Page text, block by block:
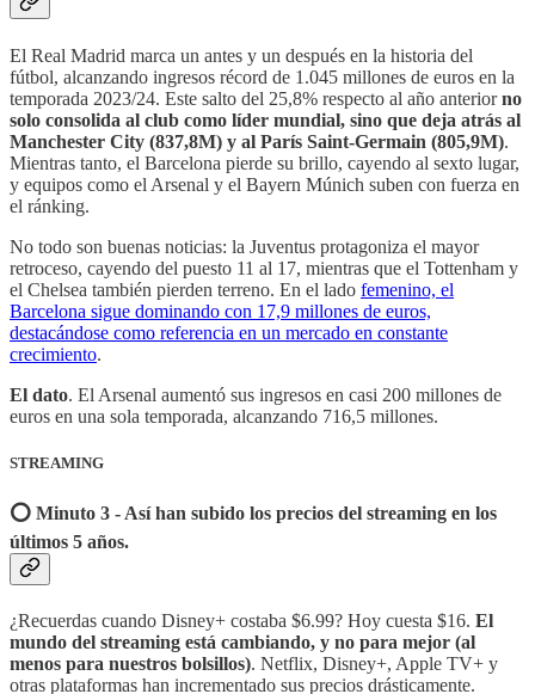
El Real Madrid marca un antes y un después en la historia del
fútbol, alcanzando ingresos récord de 1.045 millones de euros en la
temporada 2023/24. Este salto del 25,8% respecto al año anteriorno
solo consolida al club como líder mundial, sino que deja atrás al
Manchester City (837,8M) y al París Saint-Germain (805,9M).
Mientras tanto, el Barcelona pierde su brillo, cayendo al sexto lugar,
y equipos como el Arsenal y el Bayern Múnich suben con fuerza en
el ránking.
No todo son buenas noticias: la Juventus protagoniza el mayor
retroceso, cayendo del puesto 11 al 17, mientras que el Tottenham y
el Chelsea también pierden terreno. En el lado femenino, el
Barcelona sigue dominando con 17,9 millones de euros,
destacándose como referencia en un mercado en constante
crecimiento.
El dato. El Arsenal aumentó sus ingresos en casi 200 millones de
euros en una sola temporada, alcanzando 716,5 millones.
STREAMING
⭕️ Minuto 3 - Así han subido los precios del streaming en los
últimos 5 años.
¿Recuerdas cuando Disney+ costaba $6.99? Hoy cuesta $16. El
mundo del streaming está cambiando, y no para mejor (al
menos para nuestros bolsillos). Netflix, Disney+, Apple TV+ y
otras plataformas han incrementado sus precios drásticamente.